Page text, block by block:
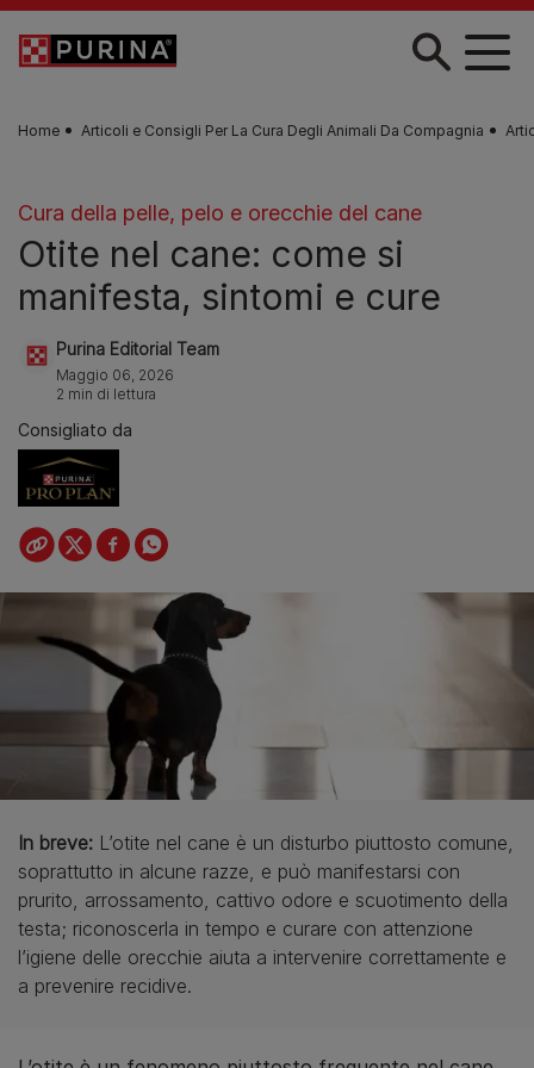
Skip to main content
Home Articoli e Consigli Per La Cura Degli Animali Da Compagnia
Cura della pelle, pelo e orecchie del cane
Otite nel cane: come si
manifesta, sintomi e cure
Purina Editorial Team
Maggio 06, 2026
2 min di lettura
Consigliato da
In breve: L’otite nel cane è un disturbo piuttosto comune,
soprattutto in alcune razze, e può manifestarsi con
prurito, arrossamento, cattivo odore e scuotimento della
testa; riconoscerla in tempo e curare con attenzione
l’igiene delle orecchie aiuta a intervenire correttamente e
a prevenire recidive.